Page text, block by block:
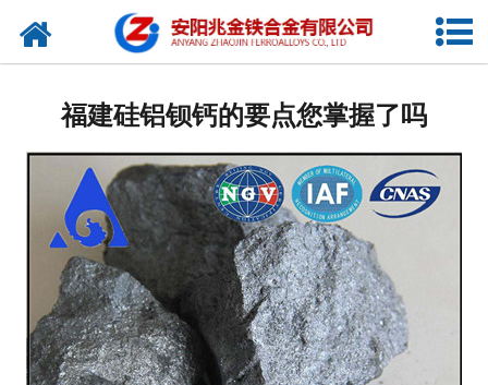
网站首页
产品中心
厂容厂貌
视频中心
联系我们
福建硅铝钡钙的要点您掌握了吗